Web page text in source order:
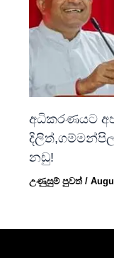
අධිකරණයට
නඩු!
උණුසුම් පුවත්/